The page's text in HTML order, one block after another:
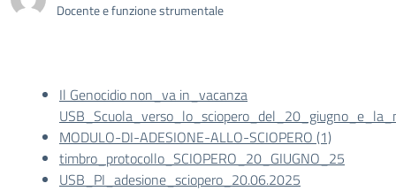
Docente e funzione strumentale
Il Genocidio non_va in_vacanza
MODULO-DI-ADESIONE-ALLO-SCIOPERO (1)
timbro_protocollo_SCIOPERO_20_GIUGNO_25
USB_PI_adesione_sciopero_20.06.2025